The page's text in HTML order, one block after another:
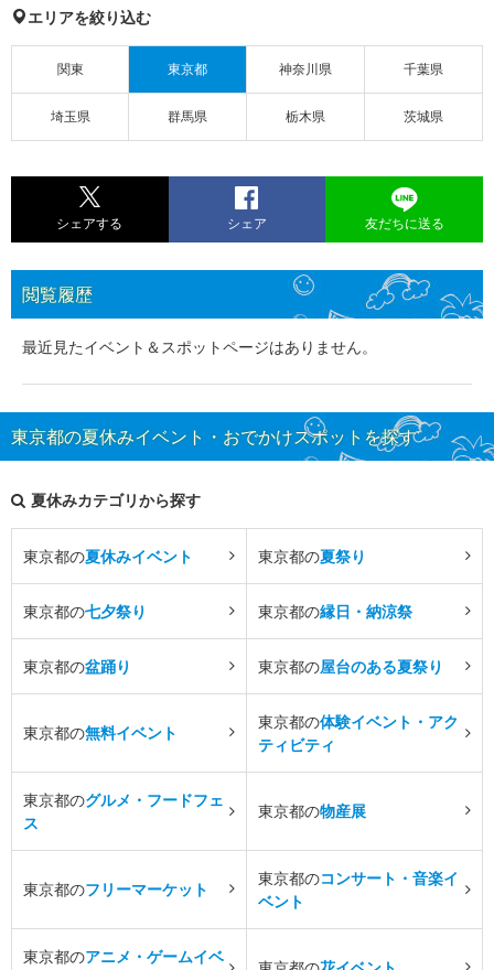
エリアを絞り込む
関東 東京都 神奈川県 千葉県
埼玉県 群馬県 栃木県 茨城県
シェアする シェア 友だちに送る
閲覧履歴
最近見たイベント＆スポットページはありません。
東京都の夏休みイベント・おでかけスポットを探す
夏休みカテゴリから探す
東京都の夏休みイベント 東京都の夏祭り
東京都の七夕祭り 東京都の縁日・納涼祭
東京都の盆踊り 東京都の屋台のある夏祭り
東京都の無料イベント
東京都の体験イベント・アク
ティビティ
東京都のグルメ・フードフェ
ス
東京都の物産展
東京都のフリーマーケット
東京都のコンサート・音楽イ
ベント
東京都のアニメ・ゲームイベ